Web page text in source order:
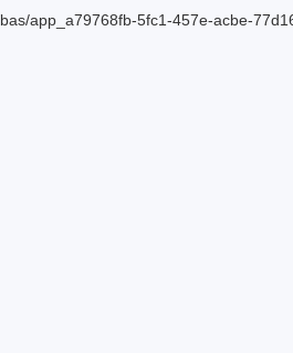
app_a79768fb-5fc1-457e-acbe-